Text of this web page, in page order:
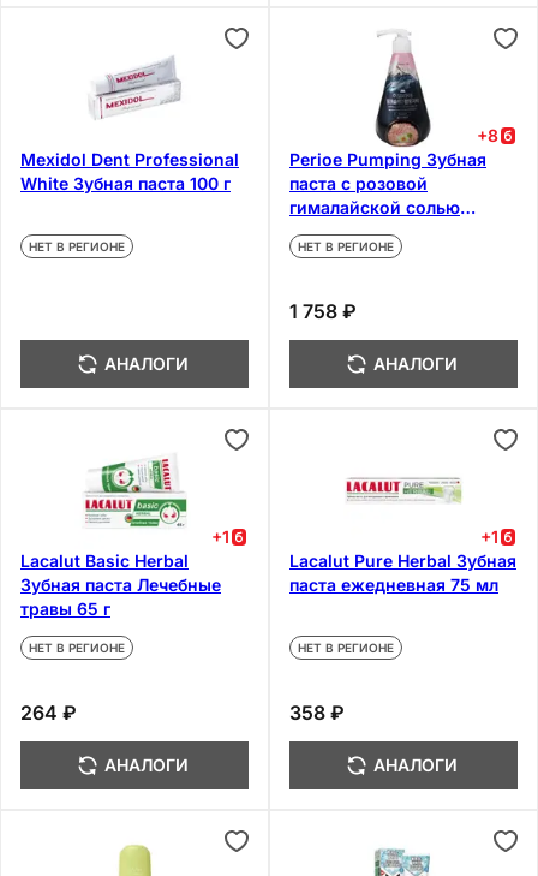
Mexidol Dent Professional
White Зубная паста 100 г
НЕТ В РЕГИОНЕ
АНАЛОГИ
+8
Perioe Pumping Зубная
паста с розовой
гималайской солью
Цветочная мята 285 г
НЕТ В РЕГИОНЕ
1 758 ₽
АНАЛОГИ
+1
Lacalut Basic Herbal
Зубная паста Лечебные
травы 65 г
НЕТ В РЕГИОНЕ
264 ₽
АНАЛОГИ
+1
Lacalut Pure Herbal Зубная
паста ежедневная 75 мл
НЕТ В РЕГИОНЕ
358 ₽
АНАЛОГИ